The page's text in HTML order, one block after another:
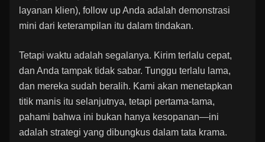
layanan klien), follow up Anda adalah demonstrasi
mini dari keterampilan itu dalam tindakan.
Tetapi waktu adalah segalanya. Kirim terlalu cepat,
dan Anda tampak tidak sabar. Tunggu terlalu lama,
dan mereka sudah beralih. Kami akan menetapkan
titik manis itu selanjutnya, tetapi pertama-tama,
pahami bahwa ini bukan hanya kesopanan—ini
adalah strategi yang dibungkus dalam tata krama.